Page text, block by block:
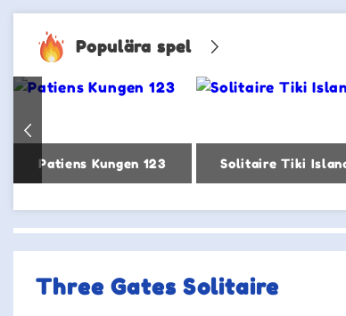
Populära spel
Patiens Kungen 123 Solitaire Tiki
Three Gates Solitaire